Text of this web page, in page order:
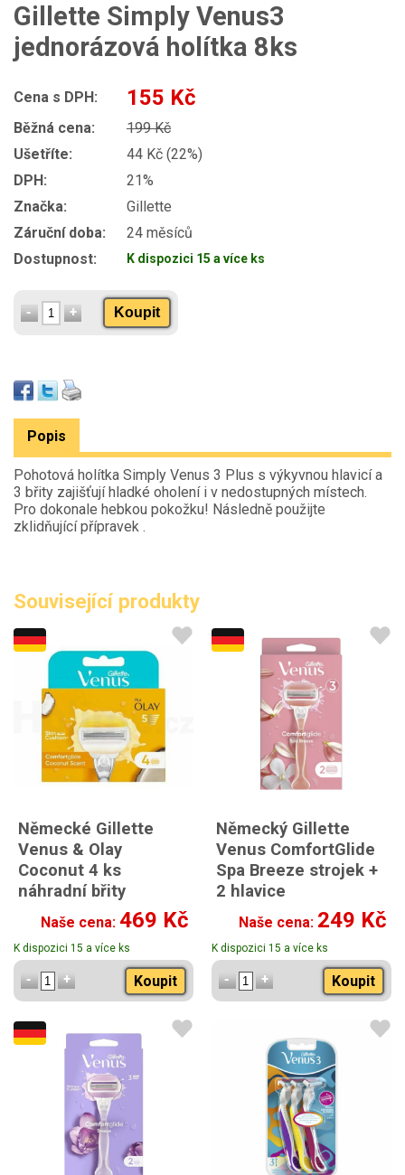
Gillette Simply Venus3
jednorázová holítka 8ks
Cena s DPH: 155 Kč
Běžná cena:
199 Kč
Ušetříte:
44 Kč (22%)
DPH:
21%
Značka:
Gillette
Záruční doba:
24 měsíců
Dostupnost:
K dispozici 15 a více ks
Koupit
Popis
Pohotová holítka Simply Venus 3 Plus s výkyvnou hlavicí a
3 břity zajišťují hladké oholení i v nedostupných místech.
Pro dokonale hebkou pokožku! Následně použijte
zklidňující přípravek .
Související produkty
Německé Gillette
Venus & Olay
Coconut 4 ks
náhradní břity
Naše cena: 469 Kč
K dispozici 15 a více ks
Koupit
Německý Gillette
Venus ComfortGlide
Spa Breeze strojek +
2 hlavice
Naše cena: 249 Kč
K dispozici 15 a více ks
Koupit